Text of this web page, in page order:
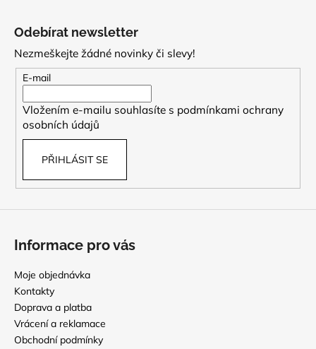
Odebírat newsletter
Nezmeškejte žádné novinky či slevy!
E-mail
Vložením e-mailu souhlasíte s podmínkami ochrany
osobních údajů
PŘIHLÁSIT SE
Informace pro vás
Moje objednávka
Kontakty
Doprava a platba
Vrácení a reklamace
Obchodní podmínky